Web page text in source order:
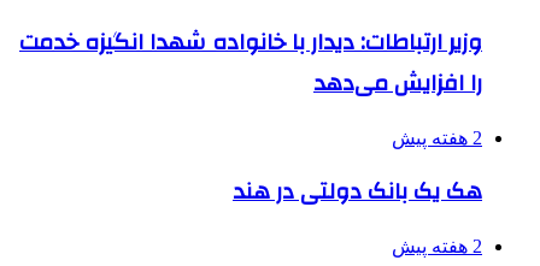
وزیر ارتباطات: دیدار با خانواده شهدا انگیزه خدمت
را افزایش می‌دهد
2 هفته پیش
هک یک بانک دولتی در هند
2 هفته پیش